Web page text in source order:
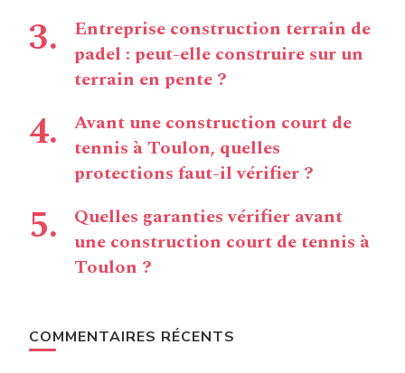
Entreprise construction terrain de
padel : peut-elle construire sur un
terrain en pente ?
Avant une construction court de
tennis à Toulon, quelles
protections faut-il vérifier ?
Quelles garanties vérifier avant
une construction court de tennis à
Toulon ?
COMMENTAIRES RÉCENTS